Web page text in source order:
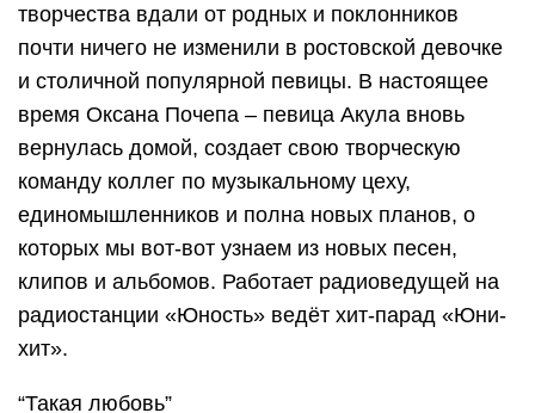
творчества вдали от родных и поклонников
почти ничего не изменили в ростовской девочке
и столичной популярной певицы. В настоящее
время Оксана Почепа – певица Акула вновь
вернулась домой, создает свою творческую
команду коллег по музыкальному цеху,
единомышленников и полна новых планов, о
которых мы вот-вот узнаем из новых песен,
клипов и альбомов. Работает радиоведущей на
радиостанции «Юность» ведёт хит-парад «Юни-
хит».
“Такая любовь”